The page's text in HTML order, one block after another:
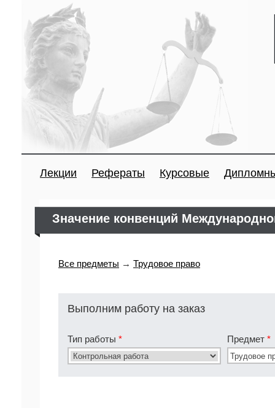
Лекции Рефераты Курсовые
Значение конвенций
Все предметы → Трудовое право
Выполним работу на заказ
Тип работы * Предмет *